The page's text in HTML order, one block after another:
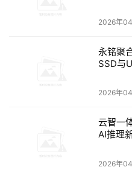
2026年
永铭聚
SSD与
2026年
云智一
AI推理
2026年